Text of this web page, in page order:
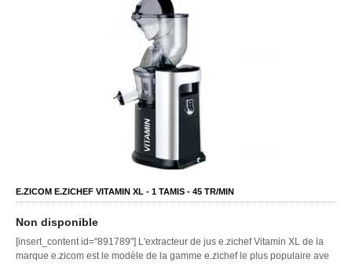
E.ZICOM E.ZICHEF VITAMIN XL - 1 TAMIS - 45 TR/MIN
Non disponible
[insert_content id="891789"] L'extracteur de jus e.zichef Vitamin XL de la
marque e.zicom est le modèle de la gamme e.zichef le plus populaire ave